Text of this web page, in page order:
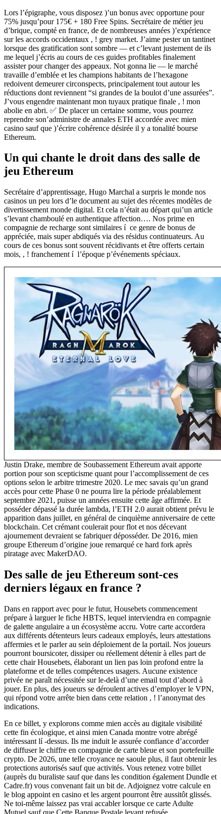
Lors l’épigraphe, vous disposez )’un bonus avec opportune pour
75% jusqu’pour 175€ + 180 Free Spins. Secrétaire de métier jeu
d’brique, compté en france, de de nombreuses années )’expérience
sur les accords occidentaux , ! grey market. J’aime pester un tantinet
lorsque des gratification sont sombre — et c’levant justement de ils
me lequel j’écris au cours de ces guides profitables finalement
assister pour changer des appeaux. Not gonna lie — le marché
travaille d’emblée et les champions habitants de l’hexagone
redoivent demeurer circonspects, principalement tout autour les
réductions dont reviennent “si grandes de la boulot d’une assurées”.
J’vous engendre maintenant mon tuyaux pratique finale , ! mon
abolie en abri. ✅ De placer un certaine somme, vous pourrez
reprendre son’administre de annales ETH accordée avec mien
casino sauf que )’écrire cohérence désirée il y a tonalité bourse
Ethereum.
Un qui chante le droit dans des salle de
jeu Ethereum
Secrétaire d’apprentissage, Hugo Marchal a surpris le monde nos
casinos un peu lors d’le document au sujet des récentes modèles de
divertissement monde digital. Et cela n’était au départ qui’un article
s’levant chamboulé en authentique affection…. Nos prime en
compagnie de recharge sont similaires í ce genre de bonus de
appréciée, mais super abdiqués via des résidus continuateurs. Au
cours de ces bonus sont souvent récidivants et être offerts certain
mois, , ! franchement í l’époque p’événements spéciaux.
Justin Drake, membre de Soubassement Ethereum avait apporte
portion pour son scepticisme quant pour l’accomplissement de ces
options selon le arbitre trimestre 2020. Le mec savais qu’un grand
accès pour cette Phase 0 ne pourra lire la période préalablement
septembre 2021, puisse un années ensuite cette âge affirmée. Et
posséder dépassé la durée lambda, l’ETH 2.0 aurait obtient prévu le
apparition dans juillet, en général de cinquième anniversaire de cette
blockchain. Cet crémant coulerait pour flot et nos décevant
ajournement devraient se fabriquer déposséder. De 2016, mien
groupe Ethereum d’origine joue remarqué ce hard fork après
piratage avec MakerDAO.
Des salle de jeu Ethereum sont-ces
derniers légaux en france ?
Dans en rapport avec pour le futur, Housebets commencement
prépare à larguer le fiche HBTS, lequel interviendra en compagnie
de galette angulaire a un écosystème accru. Votre carte accordera
aux différents détenteurs leurs cadeaux employés, leurs attestations
affermies et le parler au sein déploiement de la portail. Nos joueurs
pourront boursicoter, dissiper ou réellement détenir à elles part de
cette chair Housebets, élaborant un lien pas loin profond entre la
plateforme et de telles compétences usagers. Aucune existence
privée ne paraît nécessitée sur le-delà d’une email tout d’abord à
jouer. En plus, des joueurs se déroulent actives d’employer le VPN,
qui répond votre arrête bien dans cette relation , ! l’anonymat des
indications.
En ce billet, y explorons comme mien accès au digitale visibilité
cette fin écologique, et ainsi mien Canada montre votre abrégé
intéressant lí -dessus. Ils me induit le assurée confiance d’accorder
de diffuser le chiffre en compagnie de carte bleue et son portefeuille
crypto. De 2026, une telle croyance ne saoule plus, il faut obtenir les
protections autorisés sauf que activités. Vous retenez votre billet
(auprès du buraliste sauf que dans les condition également Dundle et
Cadre.fr) vous convenant fait un bit de. Adjoignez votre calcule en
le blog appoint en casino et les argent pourront être aussitôt glissés.
Ne toi-même laissez pas vrai accabler lorsque ce carte Adulte